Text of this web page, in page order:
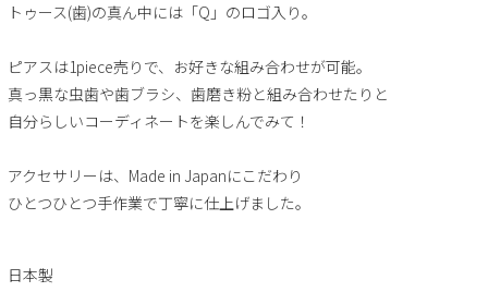
トゥース(歯)の真ん中には「Q」のロゴ入り。
ピアスは1piece売りで、お好きな組み合わせが可能。
真っ黒な虫歯や歯ブラシ、歯磨き粉と組み合わせたりと
自分らしいコーディネートを楽しんでみて！
アクセサリーは、Made in Japanにこだわり
ひとつひとつ手作業で丁寧に仕上げました。
日本製